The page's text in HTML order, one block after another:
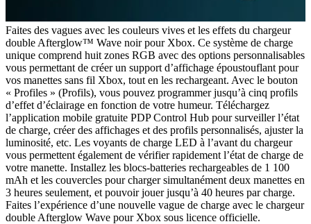
Faites des vagues avec les couleurs vives et les effets du chargeur
double Afterglow™ Wave noir pour Xbox. Ce système de charge
unique comprend huit zones RGB avec des options personnalisables
vous permettant de créer un support d’affichage époustouflant pour
vos manettes sans fil Xbox, tout en les rechargeant. Avec le bouton
« Profiles » (Profils), vous pouvez programmer jusqu’à cinq profils
d’effet d’éclairage en fonction de votre humeur. Téléchargez
l’application mobile gratuite PDP Control Hub pour surveiller l’état
de charge, créer des affichages et des profils personnalisés, ajuster la
luminosité, etc. Les voyants de charge LED à l’avant du chargeur
vous permettent également de vérifier rapidement l’état de charge de
votre manette. Installez les blocs-batteries rechargeables de 1 100
mAh et les couvercles pour charger simultanément deux manettes en
3 heures seulement, et pouvoir jouer jusqu’à 40 heures par charge.
Faites l’expérience d’une nouvelle vague de charge avec le chargeur
double Afterglow Wave pour Xbox sous licence officielle.